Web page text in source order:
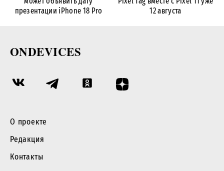
презентации iPhone 18 Pro
12 августа
ONDEVICES
О проекте
Редакция
Контакты